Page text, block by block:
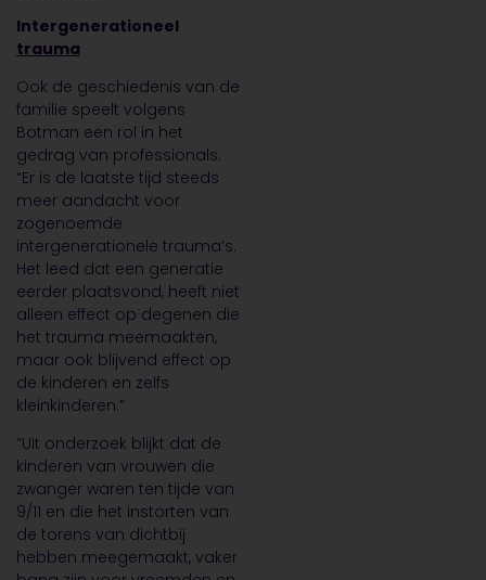
Intergenerationeel
trauma
Ook de geschiedenis van de
familie speelt volgens
Botman een rol in het
gedrag van professionals.
“Er is de laatste tijd steeds
meer aandacht voor
zogenoemde
intergenerationele trauma’s.
Het leed dat een generatie
eerder plaatsvond, heeft niet
alleen effect op degenen die
het trauma meemaakten,
maar ook blijvend effect op
de kinderen en zelfs
kleinkinderen.”
“Uit onderzoek blijkt dat de
kinderen van vrouwen die
zwanger waren ten tijde van
9/11 en die het instorten van
de torens van dichtbij
hebben meegemaakt, vaker